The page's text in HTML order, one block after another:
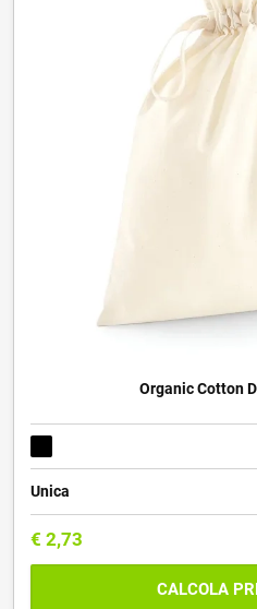
Organic Cotton
Unica
€ 2,73
CALCOLA